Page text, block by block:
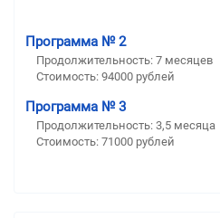
Программа № 2
Продолжительность: 7 месяцев
Стоимость: 94000 рублей
Программа № 3
Продолжительность: 3,5 месяца
Стоимость: 71000 рублей